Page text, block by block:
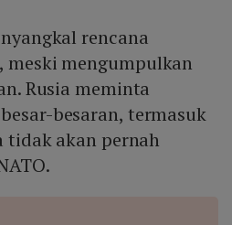
rencana
meski mengumpulkan
Rusia meminta
besaran, termasuk
tidak akan pernah